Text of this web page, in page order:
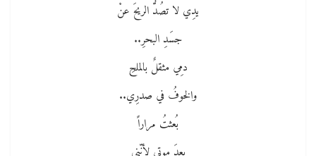
يدِي لا تصُدُّ الريحَ عنْ
جسَدِ البحرِ..
دمِي مثقلٌ بالملحِ
والخوفُ في صدرِي..
بُعثتُ مراراً